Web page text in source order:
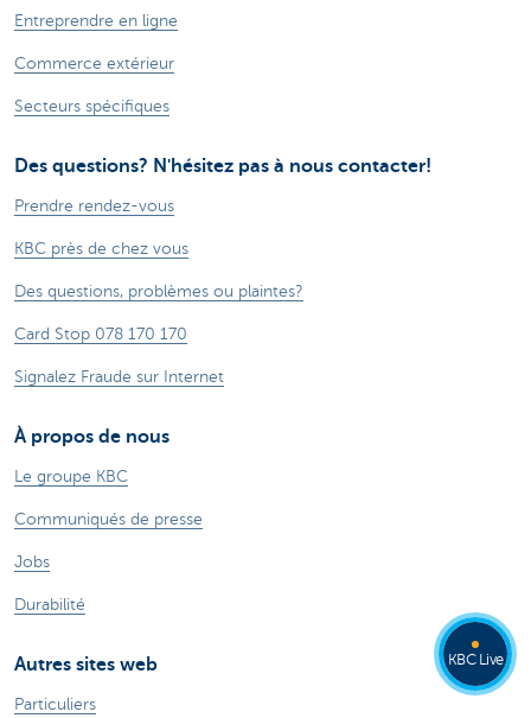
Entreprendre en ligne
Commerce extérieur
Secteurs spécifiques
Des questions? N'hésitez pas à nous contacter!
Prendre rendez-vous
KBC près de chez vous
Des questions, problèmes ou plaintes?
Card Stop 078 170 170
Signalez Fraude sur Internet
À propos de nous
Le groupe KBC
Communiqués de presse
Jobs
Durabilité
Autres sites web
Particuliers
KBC Live